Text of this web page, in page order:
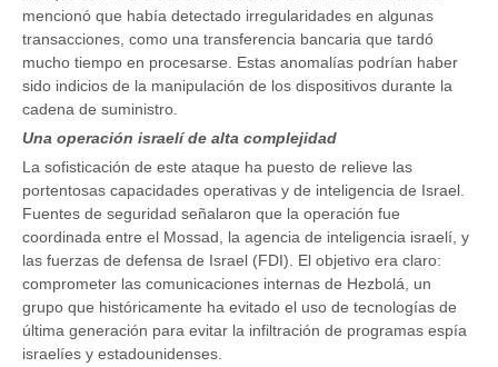
mencionó que había detectado irregularidades en algunas
transacciones, como una transferencia bancaria que tardó
mucho tiempo en procesarse. Estas anomalías podrían haber
sido indicios de la manipulación de los dispositivos durante la
cadena de suministro.
Una operación israelí de alta complejidad
La sofisticación de este ataque ha puesto de relieve las
portentosas capacidades operativas y de inteligencia de Israel.
Fuentes de seguridad señalaron que la operación fue
coordinada entre el Mossad, la agencia de inteligencia israelí, y
las fuerzas de defensa de Israel (FDI). El objetivo era claro:
comprometer las comunicaciones internas de Hezbolá, un
grupo que históricamente ha evitado el uso de tecnologías de
última generación para evitar la infiltración de programas espía
israelíes y estadounidenses.